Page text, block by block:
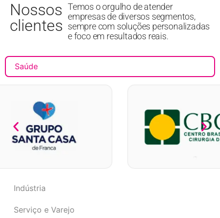
Nossos
clientes
Temos o orgulho de atender
empresas de diversos segmentos,
sempre com soluções personalizadas
e foco em resultados reais.
Saúde
Indústria
Serviço e Varejo